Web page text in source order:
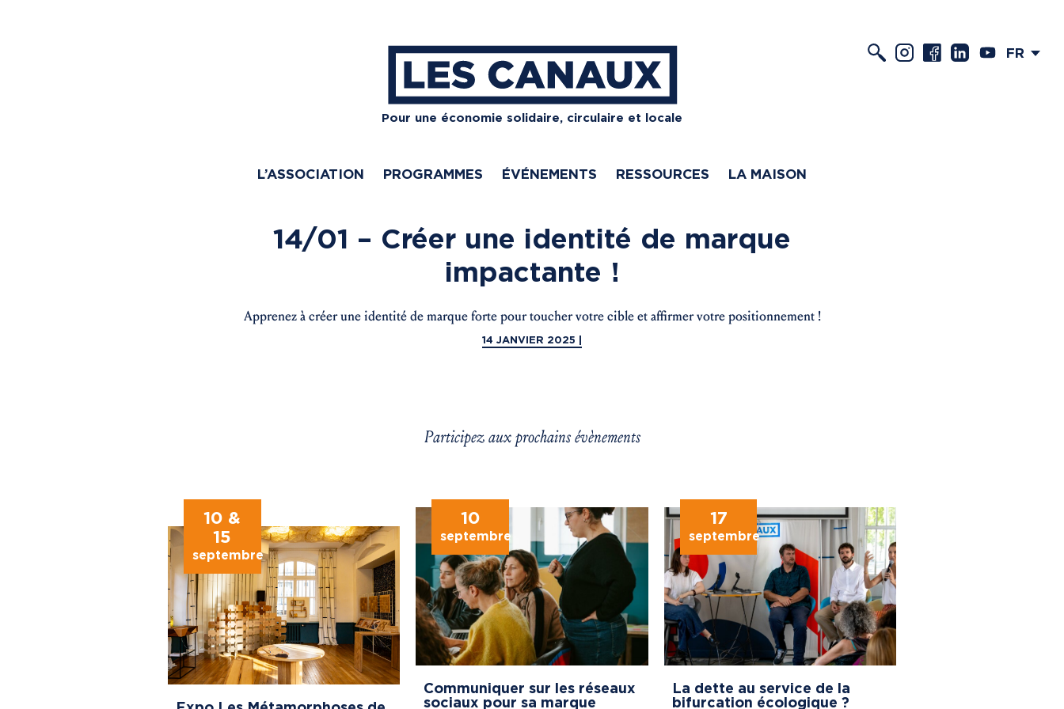
Pour une économie solidaire, circulaire et locale
L’ASSOCIATION PROGRAMMES ÉVÉNEMENTS RESSOURCES LA MAISON
FR
14/01 – Créer une identité de marque
impactante !
Apprenez à créer une identité de marque forte pour toucher votre cible et affirmer votre positionnement !
14 JANVIER 2025 |
Participez aux prochains évènements
10 &
15
septembre
10
septembre
Communiquer sur les réseaux
sociaux pour sa marque
17
septembre
La dette au service de la
bifurcation écologique ?